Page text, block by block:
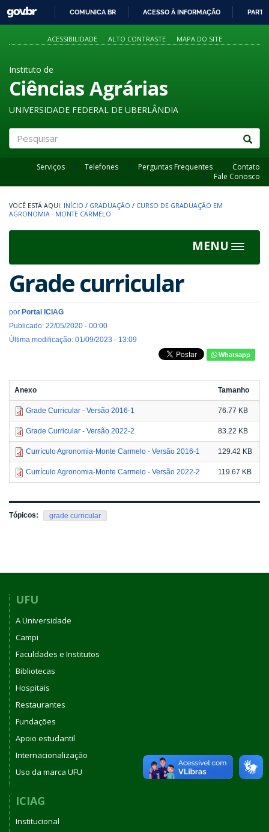
PARA
O
GOVBR
COMUNICA BR ACESSO À INFORMAÇÃO
ACESSIBILIDADE ALTO CONTRASTE MAPA DO SITE
Instituto de
Ciências Agrárias
UNIVERSIDADE FEDERAL DE UBERLÂNDIA
Serviços Telefones Perguntas Frequentes
Contato
Fale Conosco
INÍCIO / GRADUAÇÃO / CURSO DE GRADUAÇÃO EM
AGRONOMIA - MONTE CARMELO
MENU
Toggle
Grade curricular
por Portal ICIAG
Publicado: 22/05/2020 - 00:00
Última modificação: 01/09/2023 - 13:09
Whatsapp
Anexo Tamanho
Grade Curricular - Versão 2016-1 76.77 KB
Grade Curricular - Versão 2022-2 83.22 KB
Currículo Agronomia-Monte Carmelo - Versão 2016-1 129.42 KB
Currículo Agronomia-Monte Carmelo - Versão 2022-2 119.67 KB
Tópicos: grade curricular
UFU
A Universidade
Campi
Faculdades e Institutos
Bibliotecas
Hospitais
Restaurantes
Fundações
Apoio estudantil
Internacionalização
Uso da marca UFU
ICIAG
Institucional